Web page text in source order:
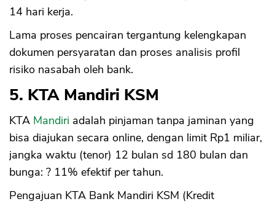
14 hari kerja.
Lama proses pencairan tergantung kelengkapan
dokumen persyaratan dan proses analisis profil
risiko nasabah oleh bank.
5. KTA Mandiri KSM
KTA Mandiri adalah pinjaman tanpa jaminan yang
bisa diajukan secara online, dengan limit Rp1 miliar,
jangka waktu (tenor) 12 bulan sd 180 bulan dan
bunga: ? 11% efektif per tahun.
Pengajuan KTA Bank Mandiri KSM (Kredit